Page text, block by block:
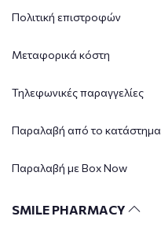
Πολιτική επιστροφών
Μεταφορικά κόστη
Τηλεφωνικές παραγγελίες
Παραλαβή από το κατάστημα
Παραλαβή με Box Now
SMILE PHARMACY